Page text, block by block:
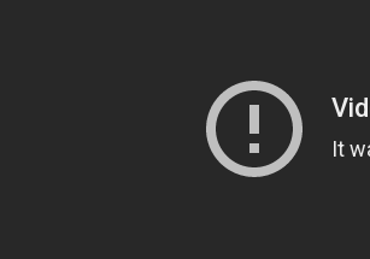
are falling, are falling, are falling...
trying, but keep on falling,